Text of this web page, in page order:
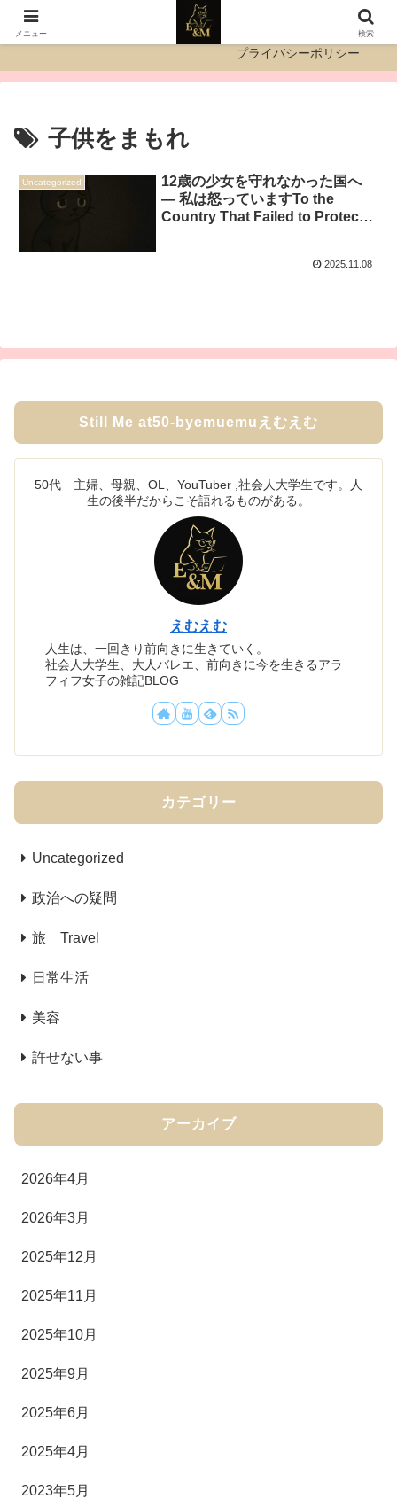
プライバシーポリシー
子供をまもれ
Uncategorized
12歳の少女を守れなかった国へ
― 私は怒っていますTo the
Country That Failed to Protect a
2025.11.08
Still Me at50-byemuemuえむえむ
50代 主婦、母親、OL、YouTuber ,社会人大学生です。人
生の後半だからこそ語れるものがある。
えむえむ
人生は、一回きり前向きに生きていく。
社会人大学生、大人バレエ、前向きに今を生きるアラ
フィフ女子の雑記BLOG
カテゴリー
Uncategorized
政治への疑問
旅 Travel
日常生活
美容
許せない事
アーカイブ
2026年4月
2026年3月
2025年12月
2025年11月
2025年10月
2025年9月
2025年6月
2025年4月
2023年5月
メニュー 検索